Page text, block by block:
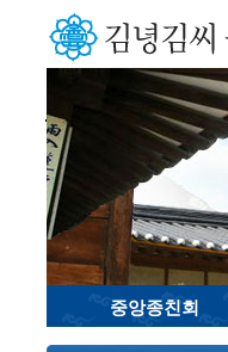
중앙종친회